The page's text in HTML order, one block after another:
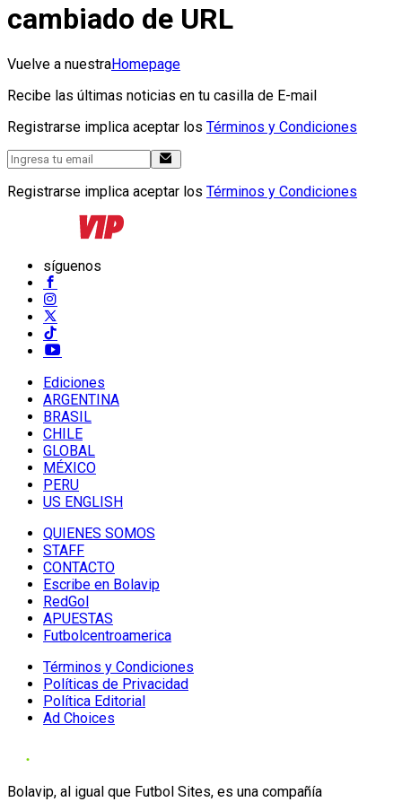
cambiado de URL
Vuelve a nuestraHomepage
Recibe las últimas noticias en tu casilla de E-mail
Registrarse implica aceptar los Términos y Condiciones
Registrarse implica aceptar los Términos y Condiciones
síguenos
Ediciones
ARGENTINA
BRASIL
CHILE
GLOBAL
MÉXICO
PERU
US ENGLISH
QUIENES SOMOS
STAFF
CONTACTO
Escribe en Bolavip
RedGol
APUESTAS
Futbolcentroamerica
Términos y Condiciones
Políticas de Privacidad
Política Editorial
Ad Choices
Bolavip, al igual que Futbol Sites, es una compañía